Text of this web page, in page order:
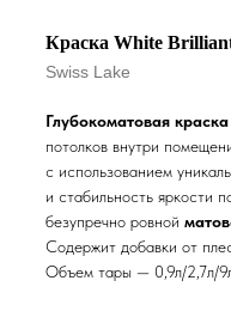
Краска White
Swiss Lake
Глубокоматовая краска
потолков внутри
с использованием
и стабильность яркости
безупречно ровной
Содержит добавки от
Объем тары — 0,9л/2,7л/